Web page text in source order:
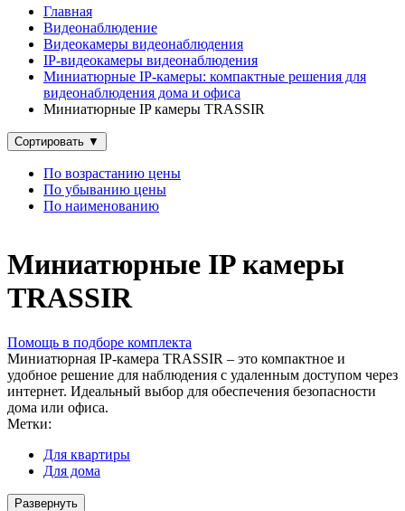
Главная
Видеонаблюдение
Видеокамеры видеонаблюдения
IP‑видеокамеры видеонаблюдения
Миниатюрные IP‑камеры: компактные решения для
видеонаблюдения дома и офиса
Миниатюрные IP камеры TRASSIR
Сортировать ▼
По возрастанию цены
По убыванию цены
По наименованию
Миниатюрные IP камеры
TRASSIR
Помощь в подборе комплекта
Миниатюрная IP-камера TRASSIR – это компактное и
удобное решение для наблюдения с удаленным доступом через
интернет. Идеальный выбор для обеспечения безопасности
дома или офиса.
Метки:
Для квартиры
Для дома
Развернуть